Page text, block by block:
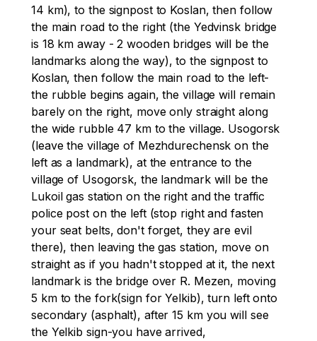
14 km), to the signpost to Koslan, then follow
the main road to the right (the Yedvinsk bridge
is 18 km away - 2 wooden bridges will be the
landmarks along the way), to the signpost to
Koslan, then follow the main road to the left-
the rubble begins again, the village will remain
barely on the right, move only straight along
the wide rubble 47 km to the village. Usogorsk
(leave the village of Mezhdurechensk on the
left as a landmark), at the entrance to the
village of Usogorsk, the landmark will be the
Lukoil gas station on the right and the traffic
police post on the left (stop right and fasten
your seat belts, don't forget, they are evil
there), then leaving the gas station, move on
straight as if you hadn't stopped at it, the next
landmark is the bridge over R. Mezen, moving
5 km to the fork(sign for Yelkib), turn left onto
secondary (asphalt), after 15 km you will see
the Yelkib sign-you have arrived,